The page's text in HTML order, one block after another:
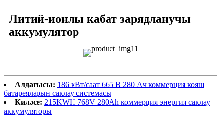
Литий-ионлы кабат зарядланучы
аккумулятор
Алдагысы: 186 кВт/саат 665 В 280 Ач коммерция кояш
батареяларын саклау системасы
Киләсе: 215KWH 768V 280Ah коммерция энергия саклау
аккумуляторы